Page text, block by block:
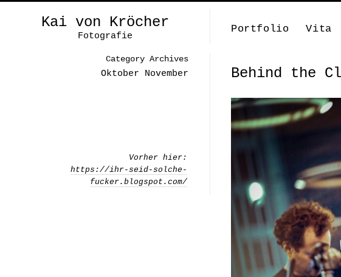
Kai von Kröcher
Fotografie
Portfolio Vita
Behind the
Category Archives
Oktober November
Vorher hier:
https://ihr-seid-solche-
fucker.blogspot.com/